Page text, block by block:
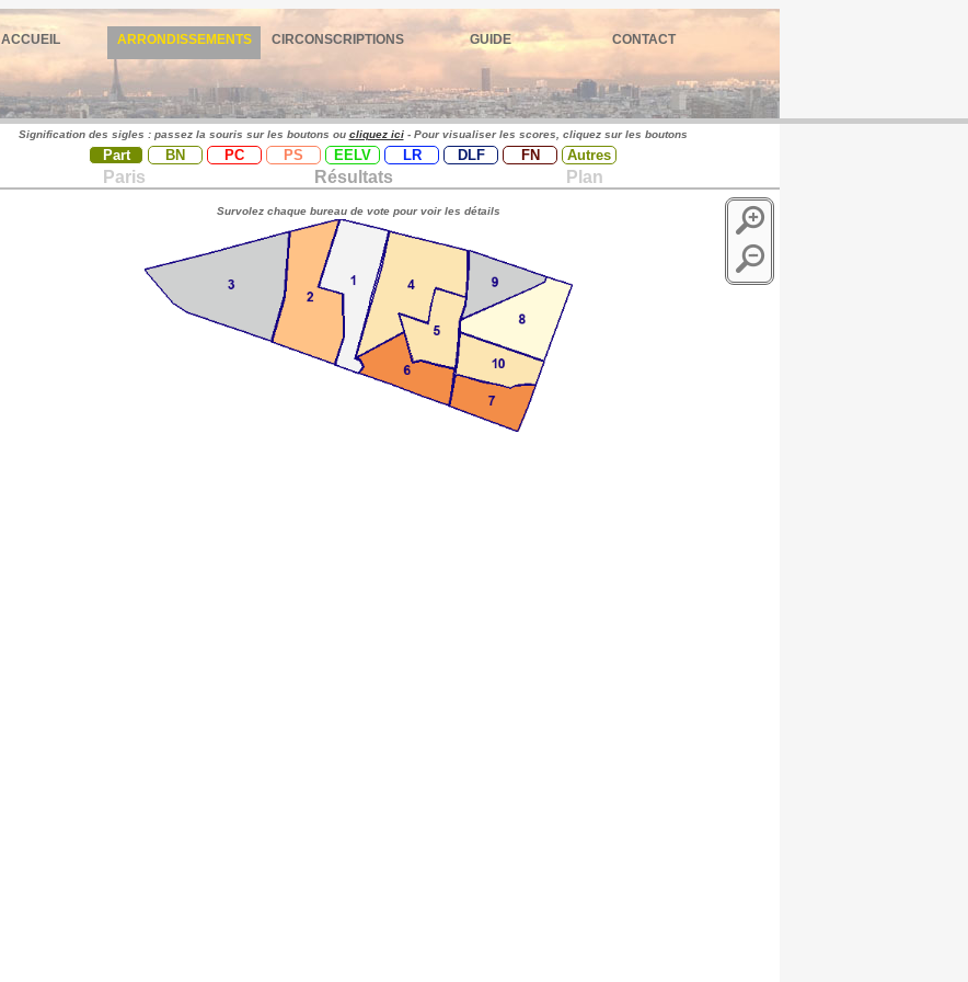
ACCUEIL ARRONDISSEMENTS CIRCONSCRIPTIONS GUIDE CONTACT
Signification des sigles : passez la souris sur les boutons ou cliquez ici- Pour visualiser les scores, cliquez sur les boutons
Part BN PC PS EELV LR DLF FN Autres
Paris Résultats Plan
Survolez chaque bureau de vote pour voir les détails